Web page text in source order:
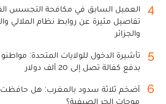
4
العميل السابق في مكافحة التجسس
تفاصيل مثيرة عن روابط نظام الملالي
والجزائر
5
بدفع كفالة تصل إلى 20 ألف دولار
6
أضخم ثلاثة سدود بالمغرب: هل
موجات الحر الصيفية؟